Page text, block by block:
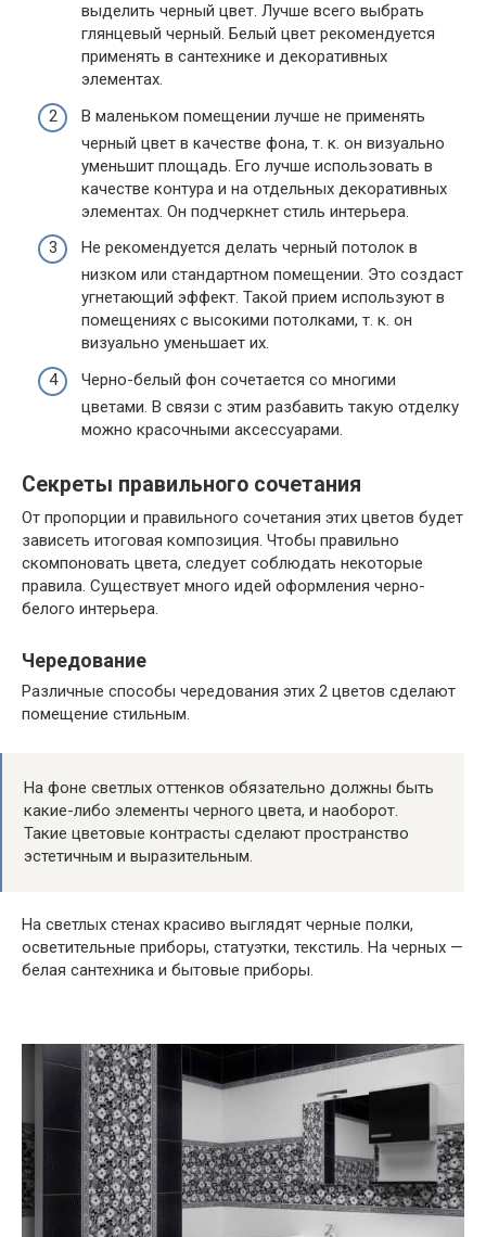
выделить черный цвет. Лучше всего выбрать
глянцевый черный. Белый цвет рекомендуется
применять в сантехнике и декоративных
элементах.
В маленьком помещении лучше не применять
черный цвет в качестве фона, т. к. он визуально
уменьшит площадь. Его лучше использовать в
качестве контура и на отдельных декоративных
элементах. Он подчеркнет стиль интерьера.
Не рекомендуется делать черный потолок в
низком или стандартном помещении. Это создаст
угнетающий эффект. Такой прием используют в
помещениях с высокими потолками, т. к. он
визуально уменьшает их.
Черно-белый фон сочетается со многими
цветами. В связи с этим разбавить такую отделку
можно красочными аксессуарами.
Секреты правильного сочетания
От пропорции и правильного сочетания этих цветов будет
зависеть итоговая композиция. Чтобы правильно
скомпоновать цвета, следует соблюдать некоторые
правила. Существует много идей оформления черно-
белого интерьера.
Чередование
Различные способы чередования этих 2 цветов сделают
помещение стильным.
На фоне светлых оттенков обязательно должны быть
какие-либо элементы черного цвета, и наоборот.
Такие цветовые контрасты сделают пространство
эстетичным и выразительным.
На светлых стенах красиво выглядят черные полки,
осветительные приборы, статуэтки, текстиль. На черных —
белая сантехника и бытовые приборы.